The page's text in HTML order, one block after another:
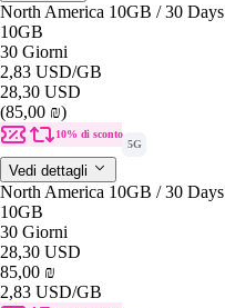
North America 10GB / 30 Days
10GB
30 Giorni
2,83 USD/GB
28,30 USD
(85,00 ₪)
10% di sconto
5G
Vedi dettagli
North America 10GB / 30 Days
10GB
30 Giorni
28,30 USD
85,00 ₪
2,83 USD/GB